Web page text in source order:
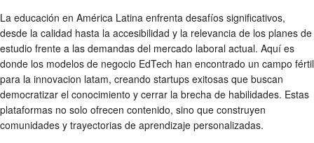
La educación en América Latina enfrenta desafíos significativos,
desde la calidad hasta la accesibilidad y la relevancia de los planes de
estudio frente a las demandas del mercado laboral actual. Aquí es
donde los modelos de negocio EdTech han encontrado un campo fértil
para la innovacion latam, creando startups exitosas que buscan
democratizar el conocimiento y cerrar la brecha de habilidades. Estas
plataformas no solo ofrecen contenido, sino que construyen
comunidades y trayectorias de aprendizaje personalizadas.